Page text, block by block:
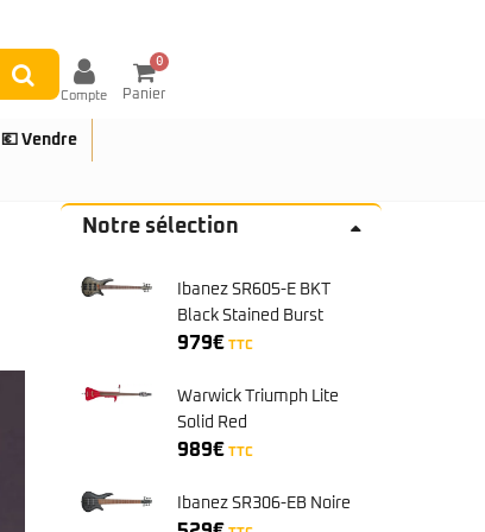
Compte
0
Panier
💶 Vendre
Notre sélection
Ibanez SR605-E BKT
Black Stained Burst
979€ TTC
Warwick Triumph Lite
Solid Red
989€ TTC
Ibanez SR306-EB Noire